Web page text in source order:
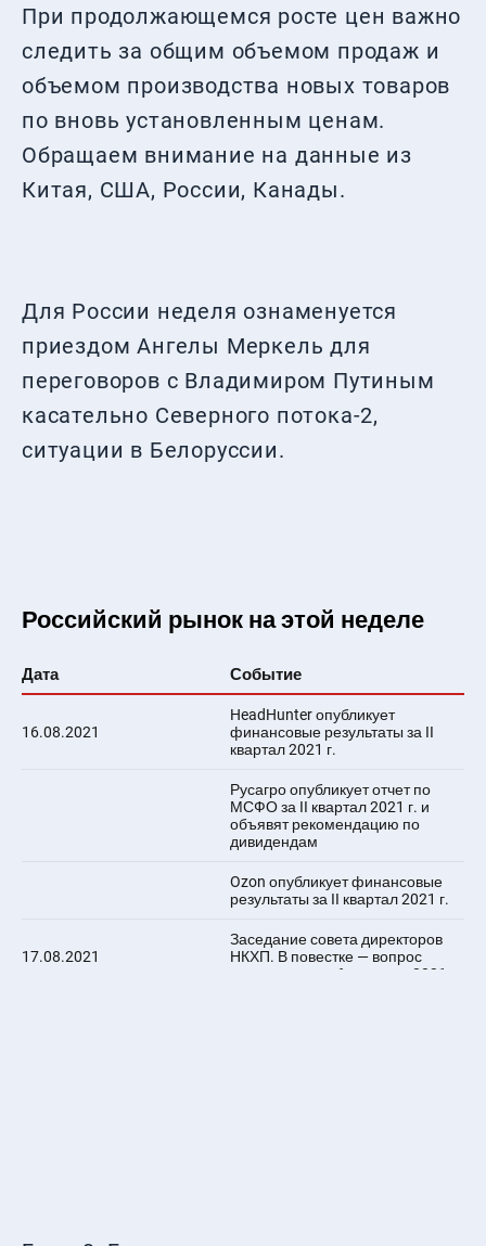
При продолжающемся росте цен важно
следить за общим объемом продаж и
объемом производства новых товаров
по вновь установленным ценам.
Обращаем внимание на данные из
Китая, США, России, Канады.
Для России неделя ознаменуется
приездом Ангелы Меркель для
переговоров с Владимиром Путиным
касательно Северного потока-2,
ситуации в Белоруссии.